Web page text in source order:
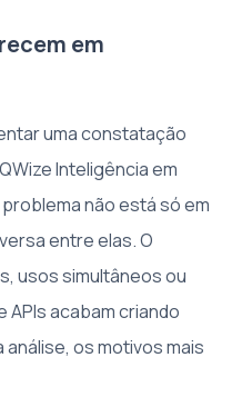
em
uma constatação
Inteligência em
não está só em
entre elas. O
usos simultâneos ou
acabam criando
análise, os motivos mais